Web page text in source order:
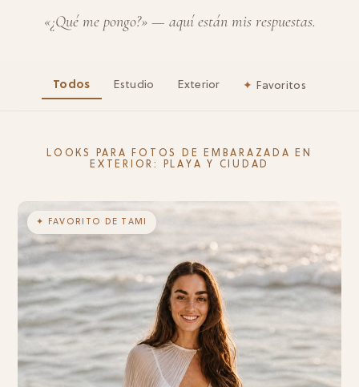
«¿Qué me pongo?» — aquí están mis respuestas.
Todos Estudio Exterior ✦ Favoritos
LOOKS PARA FOTOS DE EMBARAZADA EN
EXTERIOR: PLAYA Y CIUDAD
✦ FAVORITO DE TAMI